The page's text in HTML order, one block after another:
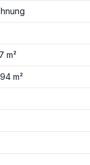
m²
m²